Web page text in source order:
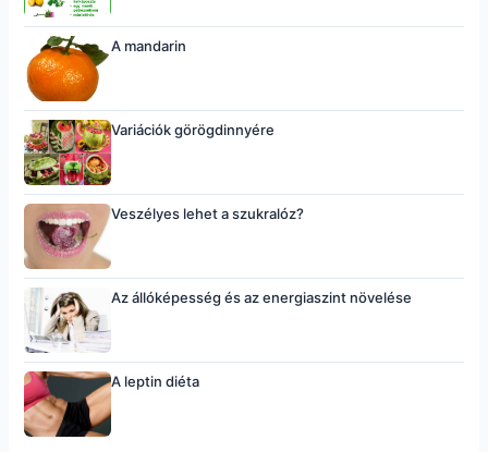
A mandarin
Variációk görögdinnyére
Veszélyes lehet a szukralóz?
Az állóképesség és az energiaszint növelése
A leptin diéta